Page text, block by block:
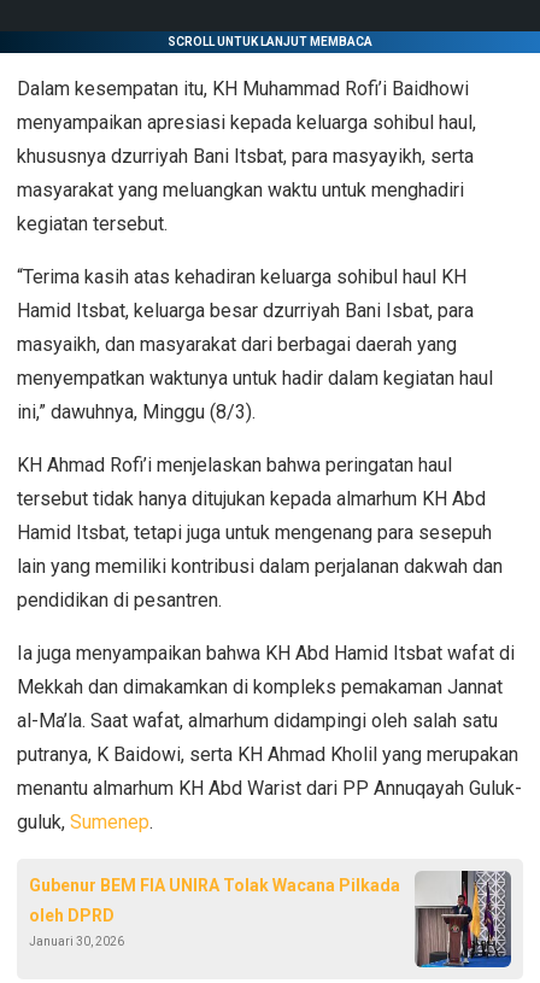
SCROLL UNTUK LANJUT MEMBACA
Dalam kesempatan itu, KH Muhammad Rofi’i Baidhowi
menyampaikan apresiasi kepada keluarga sohibul haul,
khususnya dzurriyah Bani Itsbat, para masyayikh, serta
masyarakat yang meluangkan waktu untuk menghadiri
kegiatan tersebut.
“Terima kasih atas kehadiran keluarga sohibul haul KH
Hamid Itsbat, keluarga besar dzurriyah Bani Isbat, para
masyaikh, dan masyarakat dari berbagai daerah yang
menyempatkan waktunya untuk hadir dalam kegiatan haul
ini,” dawuhnya, Minggu (8/3).
KH Ahmad Rofi’i menjelaskan bahwa peringatan haul
tersebut tidak hanya ditujukan kepada almarhum KH Abd
Hamid Itsbat, tetapi juga untuk mengenang para sesepuh
lain yang memiliki kontribusi dalam perjalanan dakwah dan
pendidikan di pesantren.
Ia juga menyampaikan bahwa KH Abd Hamid Itsbat wafat di
Mekkah dan dimakamkan di kompleks pemakaman Jannat
al-Ma’la. Saat wafat, almarhum didampingi oleh salah satu
putranya, K Baidowi, serta KH Ahmad Kholil yang merupakan
menantu almarhum KH Abd Warist dari PP Annuqayah Guluk-
guluk, Sumenep.
Gubenur BEM FIA UNIRA Tolak Wacana Pilkada
oleh DPRD
Januari 30, 2026